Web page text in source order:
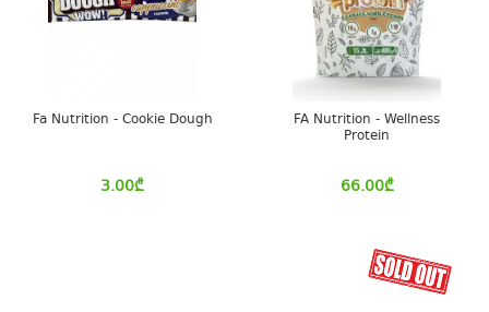
Fa Nutrition - Cookie Dough
3.00₾
FA Nutrition - Wellness
Protein
66.00₾